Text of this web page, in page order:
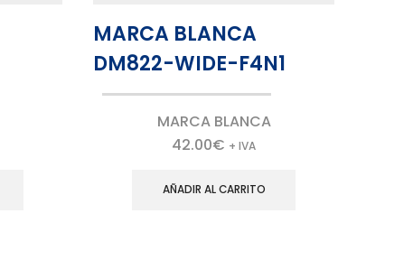
MARCA BLANCA
DM822-WIDE-F4N1
MARCA BLANCA
42.00€ + IVA
AÑADIR AL CARRITO